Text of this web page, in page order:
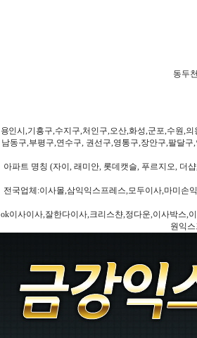
동두
용인시,기흥구,수지구,처인구,오산,화성,군포,수원,
남동구,부평구,연수구, 권선구,영통구,장안구,팔달
아파트 명칭 (자이, 래미안, 롯데캣슬, 푸르지오, 더
전국업체:이사몰,삼익익스프레스,모두이사,마미손
ok이사이사,잘한다이사,크리스챤,정다운,이사박스,
원익